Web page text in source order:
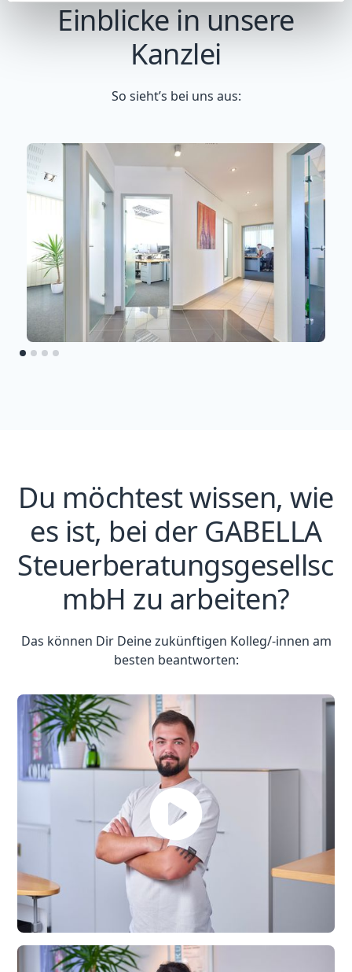
Einblicke in unsere
Kanzlei
So sieht’s bei uns aus:
Du möchtest wissen, wie
es ist, bei der GABELLA
mbH zu arbeiten?
Das können Dir Deine zukünftigen Kolleg/-innen am
besten beantworten: